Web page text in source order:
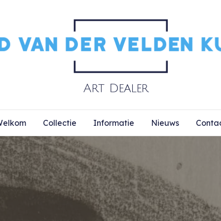
Collectie Informatie Nieuws